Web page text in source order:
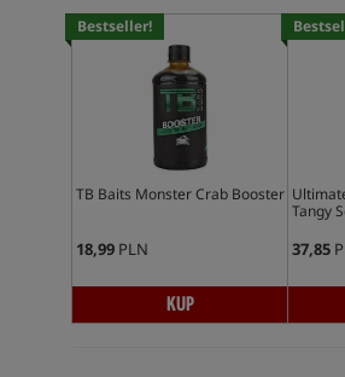
Bestseller!
TB Baits Monster Crab Booster
18,99PLN
KUP
Tangy
37,85